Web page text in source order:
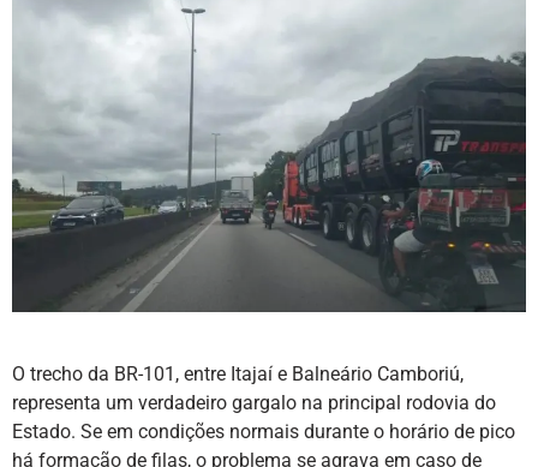
O trecho da BR-101, entre Itajaí e Balneário Camboriú,
representa um verdadeiro gargalo na principal rodovia do
Estado. Se em condições normais durante o horário de pico
há formação de filas, o problema se agrava em caso de